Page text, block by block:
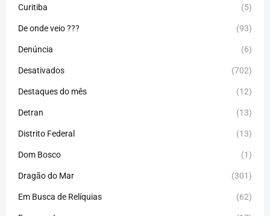
Curitiba (5)
De onde veio ??? (93)
Denúncia (6)
Desativados (702)
Destaques do mês (12)
Detran (13)
Distrito Federal (13)
Dom Bosco (1)
Dragão do Mar (301)
Em Busca de Relíquias (62)